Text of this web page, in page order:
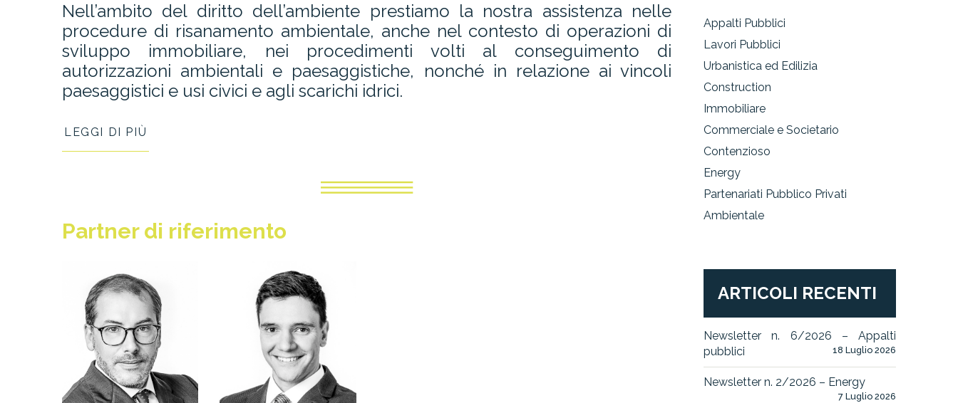
Nell’ambito del diritto dell’ambiente prestiamo la nostra assistenza nelle
procedure di risanamento ambientale, anche nel contesto di operazioni di
sviluppo immobiliare, nei procedimenti volti al conseguimento di
autorizzazioni ambientali e paesaggistiche, nonché in relazione ai vincoli
paesaggistici e usi civici e agli scarichi idrici.
LEGGI DI PIÙ
Partnerdi riferimento
Appalti Pubblici
Lavori Pubblici
Urbanistica ed Edilizia
Construction
Immobiliare
Commerciale e Societario
Contenzioso
Energy
Partenariati Pubblico Privati
Ambientale
ARTICOLI RECENTI
Newsletter n. 6/2026 – Appalti
pubblici
18 Luglio 2026
Newsletter n. 2/2026 – Energy
7 Luglio 2026